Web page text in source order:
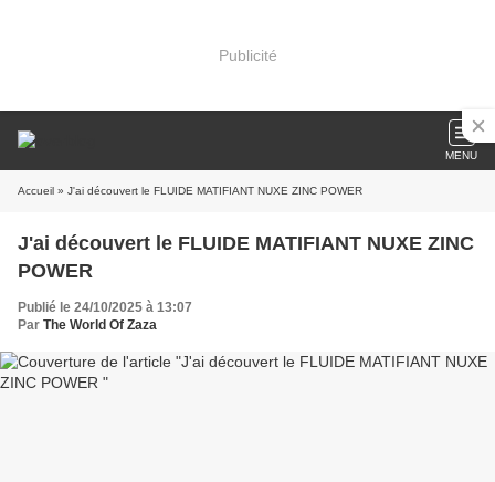
Publicité
MENU
Accueil » J'ai découvert le FLUIDE MATIFIANT NUXE ZINC POWER
J'ai découvert le FLUIDE MATIFIANT NUXE ZINC
POWER
Publié le 24/10/2025 à 13:07
Par The World Of Zaza